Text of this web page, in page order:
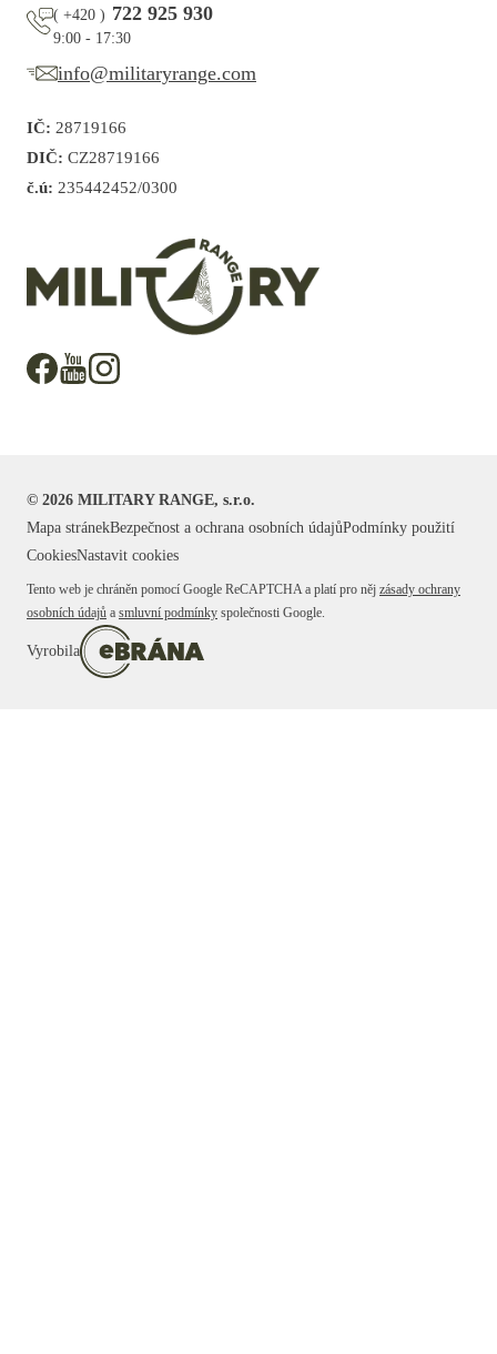
( +420 ) 722 925 930
9:00 - 17:30
info@militaryrange.com
IČ: 28719166
DIČ: CZ28719166
č.ú: 235442452/0300
© 2026 MILITARY RANGE, s.r.o.
Mapa stránekBezpečnost a ochrana osobních údajůPodmínky použití
CookiesNastavit cookies
Tento web je chráněn pomocí Google ReCAPTCHA a platí pro něj zásady ochrany
osobních údajů a smluvní podmínky společnosti Google.
Vyrobila